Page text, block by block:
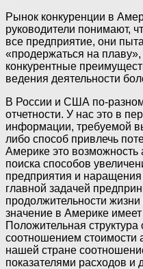
Рынок конкуренции в
руководители понимают,
все предприятие, они
«продержаться на
конкурентные
ведения деятельности
В России и США по-
отчетности. У нас это в
информации, требуемой
либо способ привлечь
Америке это
поиска способов
предприятия и наращения
главной задачей
продолжительности
значение в Америке имеет
Положительная
соотношением стоимости
нашей стране
показателями расходов и